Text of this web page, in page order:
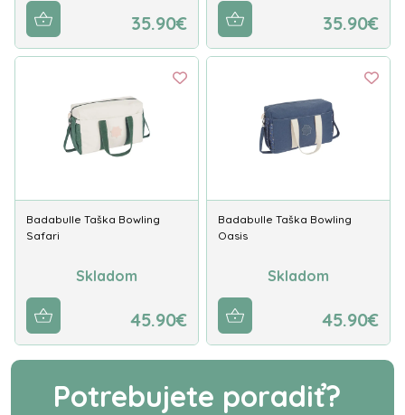
35.90€ 35.90€
Badabulle Taška Bowling
Safari
Skladom
45.90€
Badabulle Taška Bowling
Oasis
Skladom
45.90€
Potrebujete poradiť?